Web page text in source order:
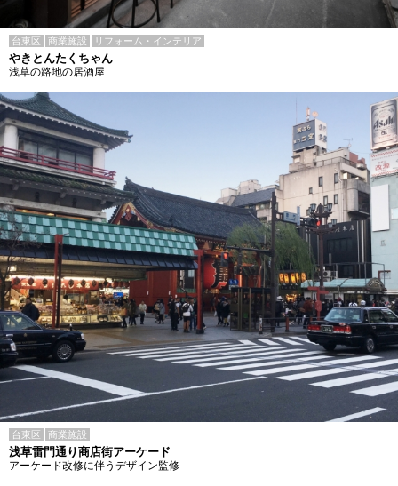
台東区 商業施設 リフォーム・インテリア
やきとんたくちゃん
浅草の路地の居酒屋
台東区 商業施設
浅草雷門通り商店街アーケード
アーケード改修に伴うデザイン監修